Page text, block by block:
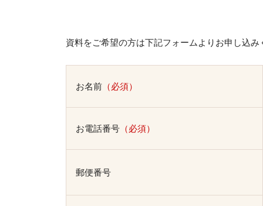
資料をご希望の方は下記フォームよりお申し込み
お名前 （必須）
お電話番号 （必須）
郵便番号